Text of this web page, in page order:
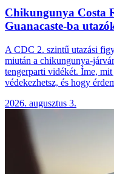
Chikungunya Costa
Guanacaste-ba
A CDC 2. szintű utazási
miután a chikungunya-
tengerparti vidékét. Íme,
védekezhetsz, és hogy
2026. augusztus 3.